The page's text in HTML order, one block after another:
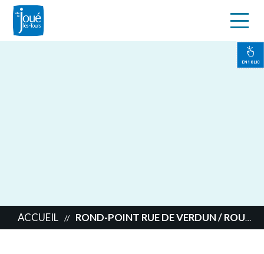
EN 1 CLIC
ACCUEIL // ROND-POINT RUE DE VERDUN / ROUTE DE MONTS